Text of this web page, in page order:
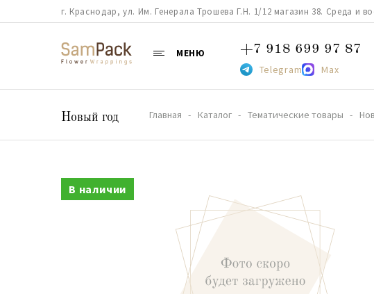
г. Краснодар, ул. Им. Генерала Трошева Г.Н. 1/12 магазин 38. Среда и
МЕНЮ +7 918 699 97 87
Telegram Max
Новый год Главная Каталог Тематические товары
В наличии